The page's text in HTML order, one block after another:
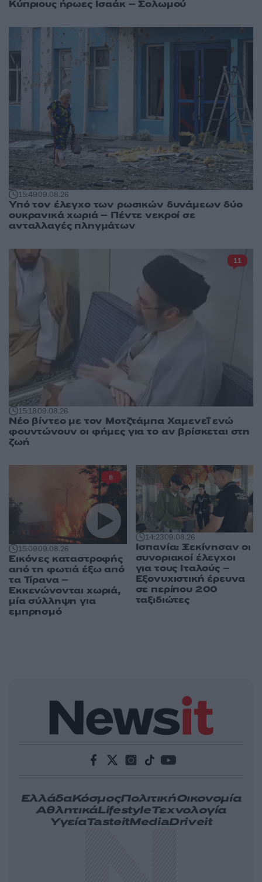
Κύπριους ήρωες Ισαάκ – Σολωμού
15:4909.08.26
Υπό τον έλεγχο των ρωσικών δυνάμεων δύο
ουκρανικά χωριά – Πέντε νεκροί σε
ανταλλαγές πληγμάτων
15:1809.08.26
Νέο βίντεο με τον Μοτζτάμπα Χαμενεΐ ενώ
φουντώνουν οι φήμες για το αν βρίσκεται στη
ζωή
11
15:0909.08.26
Εικόνες καταστροφής
από τη φωτιά έξω από
τα Τίρανα –
Εκκενώνονται χωριά,
μία σύλληψη για
εμπρησμό
8
14:2309.08.26
Ισπανία: Ξεκίνησαν οι
συνοριακοί έλεγχοι
για τους Ιταλούς –
Εξονυχιστική έρευνα
σε περίπου 200
ταξιδιώτες
ΕλλάδαΚόσμοςΠολιτικήΟικονομία
ΑθλητικάLifestyleΤεχνολογία
ΥγείαTasteitMediaDriveit